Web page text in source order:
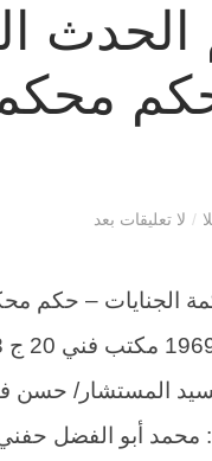
الحدث
حكم
/ لا تعليقات بعد
برياسة السيد
محمد أبو الفضل